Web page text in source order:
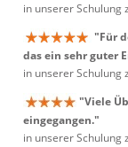
in unserer Schulung
"Für
das ein sehr guter
in unserer Schulung
"Viele
eingegangen."
in unserer Schulung